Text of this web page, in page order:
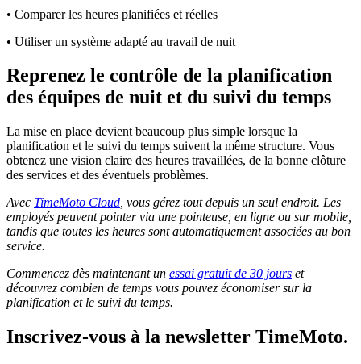
• Comparer les heures planifiées et réelles
• Utiliser un système adapté au travail de nuit
Reprenez le contrôle de la planification
des équipes de nuit et du suivi du temps
La mise en place devient beaucoup plus simple lorsque la
planification et le suivi du temps suivent la même structure. Vous
obtenez une vision claire des heures travaillées, de la bonne clôture
des services et des éventuels problèmes.
Avec TimeMoto Cloud , vous gérez tout depuis un seul endroit. Les
employés peuvent pointer via une pointeuse, en ligne ou sur mobile,
tandis que toutes les heures sont automatiquement associées au bon
service.
Commencez dès maintenant un essai gratuit de 30 jours et
découvrez combien de temps vous pouvez économiser sur la
planification et le suivi du temps.
Inscrivez-vous à la newsletter TimeMoto.